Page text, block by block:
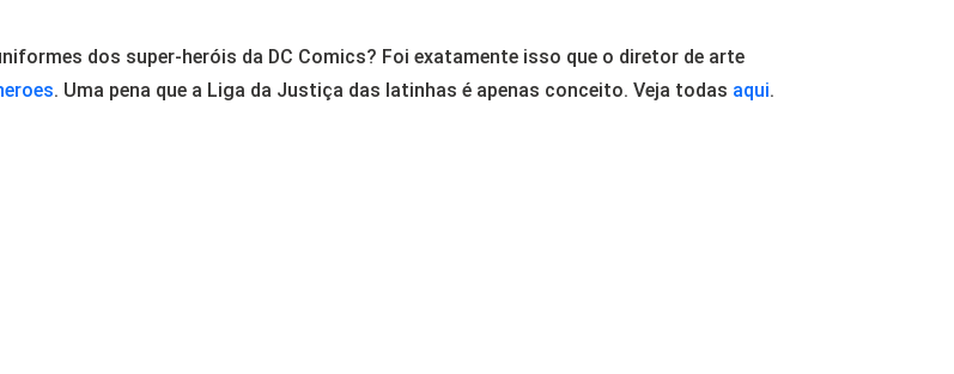
dos super-heróis da DC Comics? Foi exatamente isso que o diretor de arte
. Uma pena que a Liga da Justiça das latinhas é apenas conceito. Veja todas aqui.